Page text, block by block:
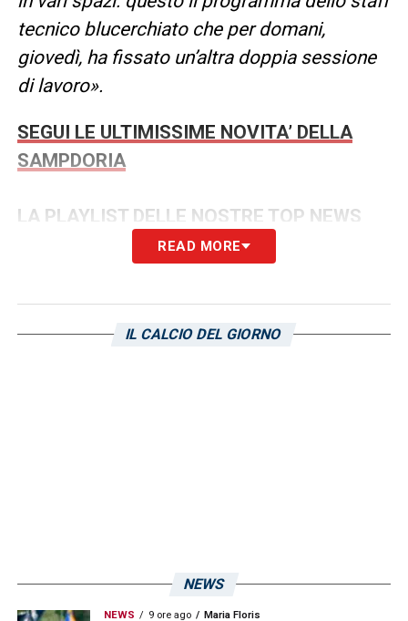
tecnico blucerchiato che per domani,
giovedì, ha fissato un’altra doppia sessione
di lavoro».
SEGUI LE ULTIMISSIME NOVITA’ DELLA
SAMPDORIA
LA PLAYLIST DELLE NOSTRE TOP NEWS
READ MORE
IL CALCIO DEL GIORNO
NEWS
NEWS 9 ore ago Maria Floris